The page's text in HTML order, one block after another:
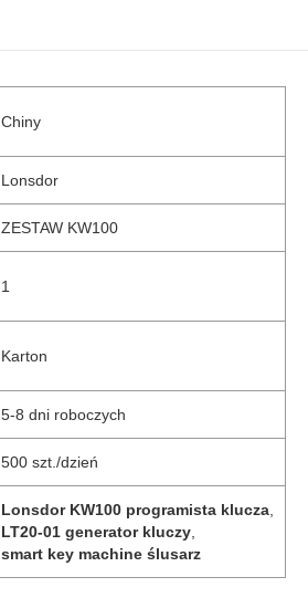
Chiny
Lonsdor
ZESTAW KW100
1
Karton
5-8 dni roboczych
500 szt./dzień
Lonsdor KW100 programista klucza
LT20-01 generator kluczy
smart key machine ślusarz